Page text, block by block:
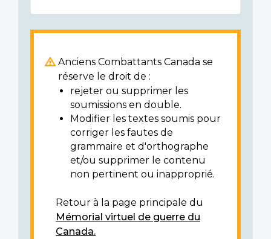
Anciens Combattants Canada se
réserve le droit de :
rejeter ou supprimer les
soumissions en double.
Modifier les textes soumis pour
corriger les fautes de
grammaire et d'orthographe
et/ou supprimer le contenu
non pertinent ou inapproprié.
Retour à la page principale du
Mémorial virtuel de guerre du
Canada.